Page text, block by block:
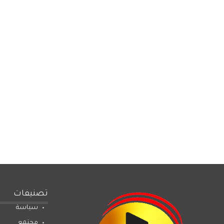
تصنيفات
سياسة